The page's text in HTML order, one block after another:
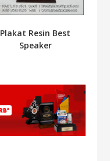
Plakat Resin Best
Speaker